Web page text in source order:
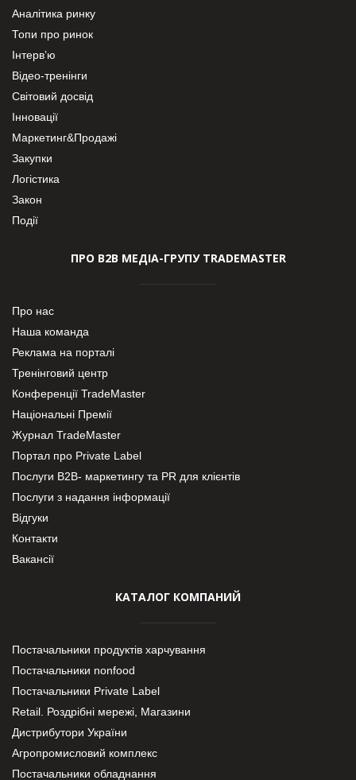
Аналітика ринку
Топи про ринок
Інтерв’ю
Відео-тренінги
Світовий досвід
Інновації
Маркетинг&Продажі
Закупки
Логістика
Закон
Події
ПРО В2В МЕДІА-ГРУПУ TRADEMASTER
Про нас
Наша команда
Реклама на порталі
Тренінговий центр
Конференції TradeMaster
Національні Премії
Журнал TradeMaster
Портал про Private Label
Послуги В2В- маркетингу та PR для клієнтів
Послуги з надання інформації
Відгуки
Контакти
Вакансії
КАТАЛОГ КОМПАНИЙ
Постачальники продуктів харчування
Постачальники nonfood
Постачальники Private Label
Retail. Роздрібні мережі, Магазини
Дистрибутори України
Агропромисловий комплекс
Постачальники обладнання